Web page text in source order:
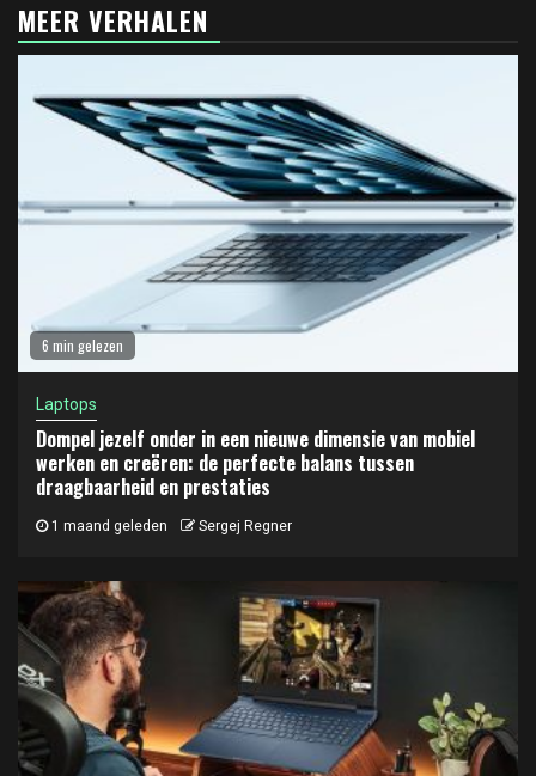
MEER VERHALEN
6 min gelezen
Laptops
Dompel jezelf onder in een nieuwe dimensie van mobiel
werken en creëren: de perfecte balans tussen
draagbaarheid en prestaties
1 maand geleden Sergej Regner